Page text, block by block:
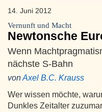
14. Juni 2012
Vernunft und Macht
Newtonsche
Wenn
nächste S-Bahn
vonAxel B.C. Krauss
Wer wissen möchte,
Dunkles Zeitalter